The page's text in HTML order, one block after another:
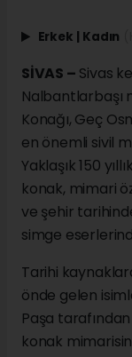
Erkek | Kadın
SİVAS – Sivas
Nalbantlarbaşı
Konağı, Geç
en önemli sivil
Yaklaşık 150
konak, mimari
ve şehir
simge
Tarihi
önde gelen
Paşa
konak